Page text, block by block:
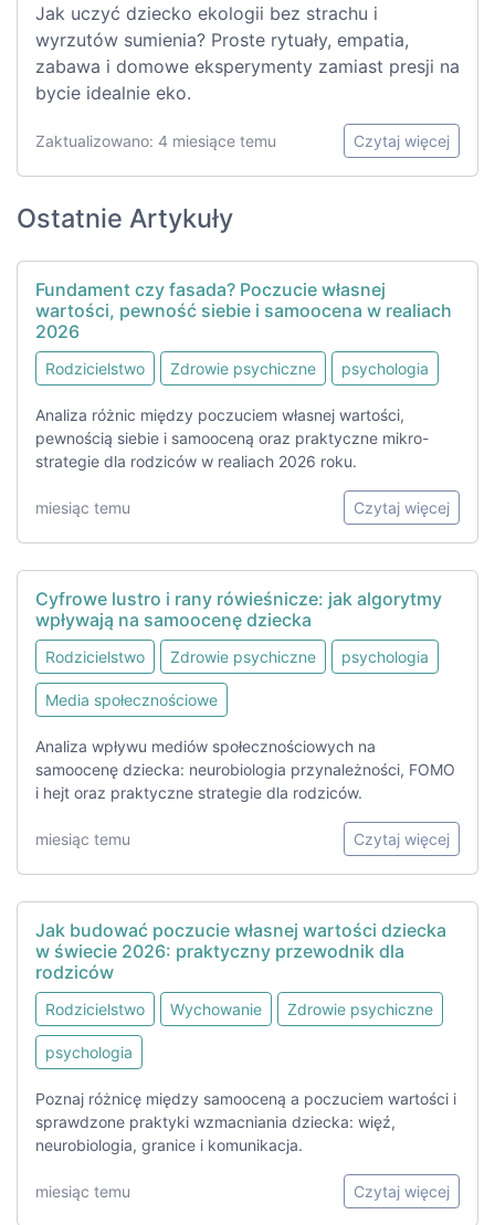
Jak uczyć dziecko ekologii bez strachu i
wyrzutów sumienia? Proste rytuały, empatia,
zabawa i domowe eksperymenty zamiast presji na
bycie idealnie eko.
Zaktualizowano: 4 miesiące temu Czytaj więcej
Ostatnie Artykuły
Fundament czy fasada? Poczucie własnej
wartości, pewność siebie i samoocena w realiach
2026
Rodzicielstwo Zdrowie psychiczne psychologia
Analiza różnic między poczuciem własnej wartości,
pewnością siebie i samooceną oraz praktyczne mikro-
strategie dla rodziców w realiach 2026 roku.
miesiąc temu Czytaj więcej
Cyfrowe lustro i rany rówieśnicze: jak algorytmy
wpływają na samoocenę dziecka
Rodzicielstwo Zdrowie psychiczne psychologia
Media społecznościowe
Analiza wpływu mediów społecznościowych na
samoocenę dziecka: neurobiologia przynależności, FOMO
i hejt oraz praktyczne strategie dla rodziców.
miesiąc temu Czytaj więcej
Jak budować poczucie własnej wartości dziecka
w świecie 2026: praktyczny przewodnik dla
rodziców
Rodzicielstwo Wychowanie Zdrowie psychiczne
psychologia
Poznaj różnicę między samooceną a poczuciem wartości i
sprawdzone praktyki wzmacniania dziecka: więź,
neurobiologia, granice i komunikacja.
miesiąc temu Czytaj więcej